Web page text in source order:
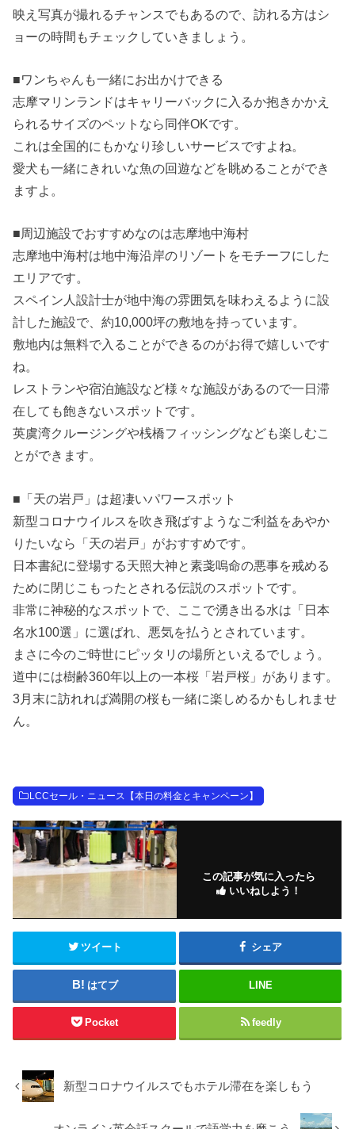
映え写真が撮れるチャンスでもあるので、訪れる方はシ
ョーの時間もチェックしていきましょう。
■ワンちゃんも一緒にお出かけできる
志摩マリンランドはキャリーバックに入るか抱きかかえ
られるサイズのペットなら同伴OKです。
これは全国的にもかなり珍しいサービスですよね。
愛犬も一緒にきれいな魚の回遊などを眺めることができ
ますよ。
■周辺施設でおすすめなのは志摩地中海村
志摩地中海村は地中海沿岸のリゾートをモチーフにした
エリアです。
スペイン人設計士が地中海の雰囲気を味わえるように設
計した施設で、約10,000坪の敷地を持っています。
敷地内は無料で入ることができるのがお得で嬉しいです
ね。
レストランや宿泊施設など様々な施設があるので一日滞
在しても飽きないスポットです。
英虞湾クルージングや桟橋フィッシングなども楽しむこ
とができます。
■「天の岩戸」は超凄いパワースポット
新型コロナウイルスを吹き飛ばすようなご利益をあやか
りたいなら「天の岩戸」がおすすめです。
日本書紀に登場する天照大神と素戔嗚命の悪事を戒める
ために閉じこもったとされる伝説のスポットです。
非常に神秘的なスポットで、ここで湧き出る水は「日本
名水100選」に選ばれ、悪気を払うとされています。
まさに今のご時世にピッタリの場所といえるでしょう。
道中には樹齢360年以上の一本桜「岩戸桜」があります。
3月末に訪れれば満開の桜も一緒に楽しめるかもしれませ
ん。
LCCセール・ニュース【本日の料金とキャンペーン】
この記事が気に入ったら
いいねしよう！
ツイート シェア
はてブ LINE
Pocket feedly
新型コロナウイルスでもホテル滞在を楽しもう